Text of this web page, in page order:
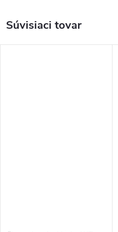
Súvisiaci tovar